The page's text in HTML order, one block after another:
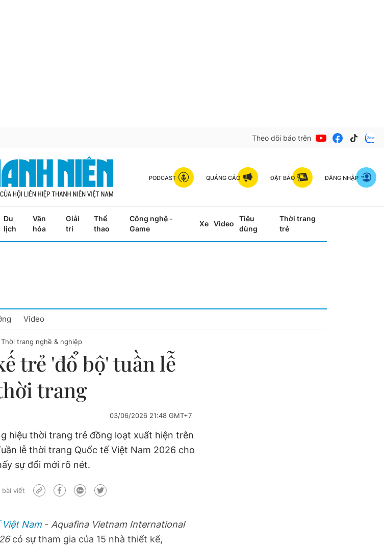
Theo dõi báo trên
PODCAST QUẢNG CÁO ĐẶT BÁO ĐĂNG NHẬP
Du
lịch
Văn
hóa
Giải
trí
Thể
thao
Công nghệ -
Game
Xe Video
Tiêu
dùng
Thời trang
trẻ
Video
Thời trang nghề & nghiệp
trẻ 'đổ bộ' tuần lễ
trang
03/06/2026 21:48 GMT+7
hiệu thời trang trẻ đồng loạt xuất hiện trên
lễ thời trang Quốc tế Việt Nam 2026 cho
sự đổi mới rõ nét.
bài viết
Nam - Aquafina Vietnam International
có sự tham gia của 15 nhà thiết kế,